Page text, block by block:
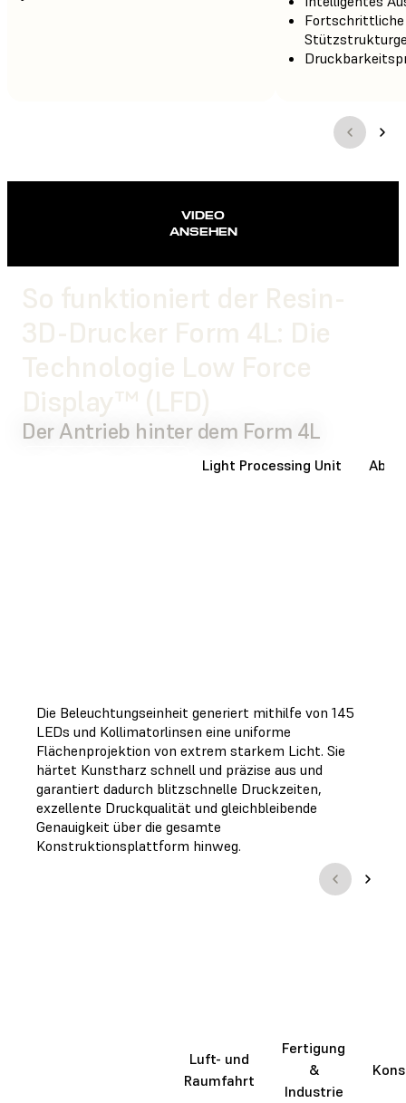
Fortschrittliche
VIDEO
ANSEHEN
So funktioniert der Resin-
3D-Drucker Form 4L: Die
Technologie Low Force
Display™ (LFD)
Der Antrieb hinter dem Form 4L
Light Processing Unit
Die Beleuchtungseinheit generiert mithilfe von 145
LEDs und Kollimatorlinsen eine uniforme
Flächenprojektion von extrem starkem Licht. Sie
härtet Kunstharz schnell und präzise aus und
garantiert dadurch blitzschnelle Druckzeiten,
exzellente Druckqualität und gleichbleibende
Genauigkeit über die gesamte
Konstruktionsplattform hinweg.
Luft- und
Raumfahrt
Fertigung
&
Industrie